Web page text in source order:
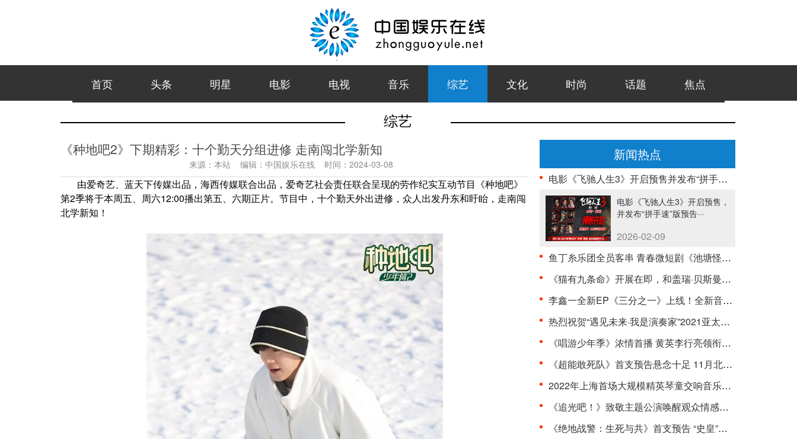
首页 头条 明星 电影 电视 音乐 综艺 文化 时尚 话题 焦点
综艺
《种地吧2》下期精彩：十个勤天分组进修 走南闯北学新知
来源： 本站 编辑： 中国娱乐在线 时间： 2024-03-08
由爱奇艺、蓝天下传媒出品，海西传媒联合出品，爱奇艺社会责任联合呈现的劳作纪实互动节目《种地吧》
第2季将于本周五、周六12:00播出第五、六期正片。节目中，十个勤天外出进修，众人出发丹东和盱眙，走南闯
北学新知！
新闻热点
电影《飞驰人生3》开启预售并发布“拼手速”版预告 ···
电影《飞驰人生3》开启预售，
并发布“拼手速”版预告···
2026-02-09
鱼丁糸乐团全员客串 青春微短剧《池塘怪谈》今日正式···
《猫有九条命》开展在即，和盖瑞·贝斯曼一起进入奇···
李鑫一全新EP《三分之一》上线！全新音乐曲风，寻求···
热烈祝贺“遇见未来·我是演奏家”2021亚太国际器乐···
《唱游少年季》浓情首播 黄英李行亮领衔开启“印象式···
《超能敢死队》首支预告悬念十足 11月北美上映引期待···
2022年上海首场大规模精英琴童交响音乐会在东方艺术···
《追光吧！》致敬主题公演唤醒观众情感共鸣 杨和苏周···
《绝地战警：生死与共》首支预告 “史皇”回归破解···